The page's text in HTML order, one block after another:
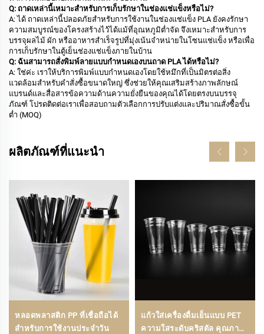
Q: ถาดเหล่านี้เหมาะสำหรับการเก็บรักษาในช่องแช่แข็งหรือไม่?
A: ได้ ถาดเหล่านี้ปลอดภัยสำหรับการใช้งานในช่องแช่แข็ง PLA ยังคงรักษา
ความสมบูรณ์ของโครงสร้างไว้ได้แม้ที่อุณหภูมิต่ำจัด จึงเหมาะสำหรับการ
บรรจุผลไม้ ผัก หรืออาหารสำเร็จรูปที่มุ่งเน้นจำหน่ายในโซนแช่แข็ง หรือเพื่อ
การเก็บรักษาในตู้เย็นช่องแช่แข็งภายในบ้าน
Q: ฉันสามารถสั่งพิมพ์ลายแบบกำหนดเองบนถาด PLA ได้หรือไม่?
A: ใช่ค่ะ เราให้บริการพิมพ์แบบกำหนดเองโดยใช้หมึกที่เป็นมิตรต่อสิ่ง
แวดล้อมสำหรับคำสั่งซื้อขนาดใหญ่ ซึ่งช่วยให้คุณเสริมสร้างภาพลักษณ์
แบรนด์และสื่อสารข้อความด้านความยั่งยืนของคุณได้โดยตรงบนบรรจุ
ภัณฑ์ โปรดติดต่อเราเพื่อสอบถามตัวเลือกการปรับแต่งและปริมาณสั่งซื้อขั้น
ต่ำ (MOQ)
ผลิตภัณฑ์ที่แนะนำ
หลอดพลาสติก PP ที่เชื่อถือได้
สำหรับการใช้งานประจำวัน
แก้วใส่เครื่องดื่มเย็นแบบ PET
ความใสระดับคริสตัล คุณภาพ